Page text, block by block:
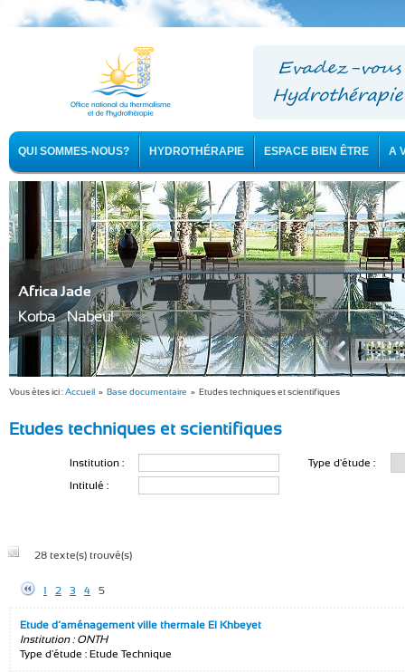
QUI SOMMES-NOUS? HYDROTHÉRAPIE ESPACE BIEN ÊTRE A
Africa Jade
Korba - Nabeul
Vous êtes ici :Accueil » Base documentaire » Etudes techniques et scientifiques
Etudes techniques et scientifiques
Institution :
Type d'étude :
Intitulé :
28 texte(s) trouvé(s)
1 2 3 4 5
Etude d’aménagement ville thermale El Khbeyet
Institution : ONTH
Type d'étude : Etude Technique